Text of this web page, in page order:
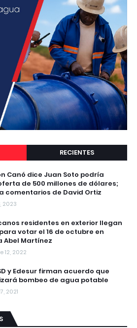
RECIENTES
Canó dice Juan Soto podría
de 500 millones de dólares;
comentarios de David Ortiz
2023
residentes en exterior llegan
votar el 16 de octubre en
Abel Martínez
12, 2022
y Edesur firman acuerdo que
bombeo de agua potable
2021